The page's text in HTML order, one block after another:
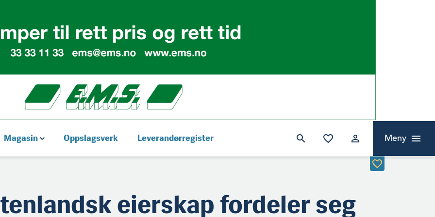
Magasin Oppslagsverk Leverandørregister Meny
eierskap fordeler seg